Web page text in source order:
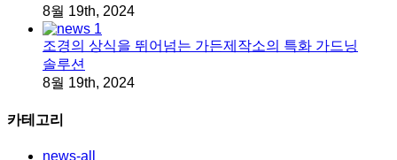
8월 19th, 2024
조경의 상식을 뛰어넘는 가든제작소의 특화 가드닝
솔루션
8월 19th, 2024
카테고리
news-all